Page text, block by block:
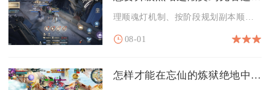
08-01
怎样才能在忘仙的炼狱绝地中取得胜利